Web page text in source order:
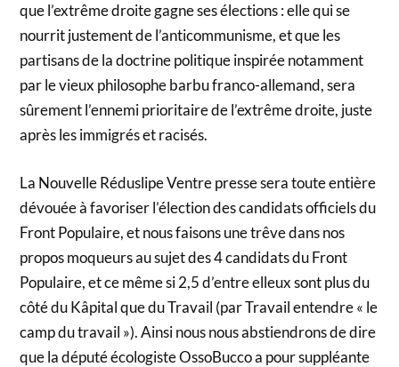
que l’extrême droite gagne ses élections : elle qui se
nourrit justement de l’anticommunisme, et que les
partisans de la doctrine politique inspirée notamment
par le vieux philosophe barbu franco-allemand, sera
sûrement l’ennemi prioritaire de l’extrême droite, juste
après les immigrés et racisés.
La Nouvelle Réduslipe Ventre presse sera toute entière
dévouée à favoriser l’élection des candidats officiels du
Front Populaire, et nous faisons une trêve dans nos
propos moqueurs au sujet des 4 candidats du Front
Populaire, et ce même si 2,5 d’entre elleux sont plus du
côté du Kâpital que du Travail (par Travail entendre « le
camp du travail »). Ainsi nous nous abstiendrons de dire
que la député écologiste OssoBucco a pour suppléante